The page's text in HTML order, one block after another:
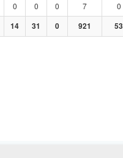
0 0 0 7 0
14 31 0 921 53